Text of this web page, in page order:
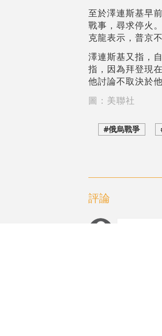
至於澤連斯基早
戰事，尋求停火
克龍表示，普京
澤連斯基又指，
指，因為拜登現
他討論不取決於
圖：美聯社
#俄烏戰爭
評論